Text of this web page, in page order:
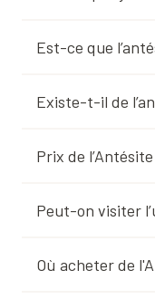
Est-ce que
Existe-t-il de
Prix de
Peut-on visiter
Où acheter de